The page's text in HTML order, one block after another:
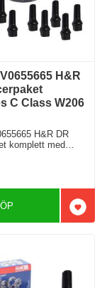
H&R
C Class W206
H&R DR
komplett med
Tjocklek spacer